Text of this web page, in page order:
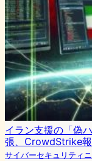
イラン支援の「偽
張、CrowdStrike
サイバーセキュリティ